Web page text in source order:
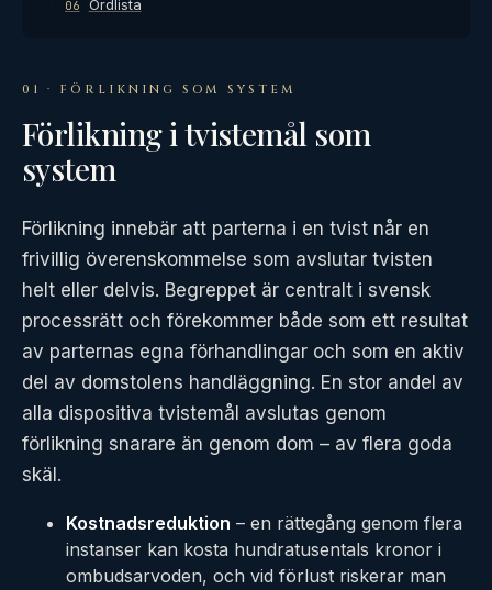
06 Ordlista
01 · FÖRLIKNING SOM SYSTEM
Förlikning i tvistemål som
system
Förlikning innebär att parterna i en tvist når en
frivillig överenskommelse som avslutar tvisten
helt eller delvis. Begreppet är centralt i svensk
processrätt och förekommer både som ett resultat
av parternas egna förhandlingar och som en aktiv
del av domstolens handläggning. En stor andel av
alla dispositiva tvistemål avslutas genom
förlikning snarare än genom dom – av flera goda
skäl.
Kostnadsreduktion – en rättegång genom flera
instanser kan kosta hundratusentals kronor i
ombudsarvoden, och vid förlust riskerar man